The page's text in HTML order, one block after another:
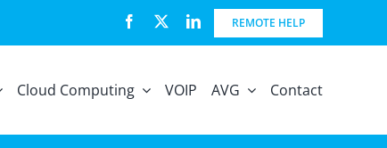
REMOTE HELP
Cloud Computing VOIP AVG Contact